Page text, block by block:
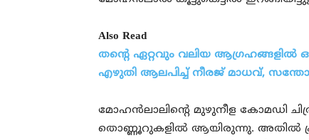
Also Read
തന്റെ ഏറ്റവും വലിയ ആഗ്രഹങ്ങളിൽ
എഴുതി ആലപിച്ച് നീരജ് മാധവ്,
മോഹൻലാലിന്റെ മുഴുനീള കോമഡി
തൊണ്ണൂറുകളിൽ ആയിരുന്നു. അതിൽ